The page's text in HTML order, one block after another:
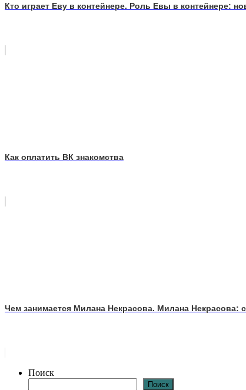
Кто играет Еву в контейнере. Роль Евы в контейнере:
Как оплатить ВК знакомства
Чем занимается Милана Некрасова. Милана Некрасова:
Поиск
Поиск